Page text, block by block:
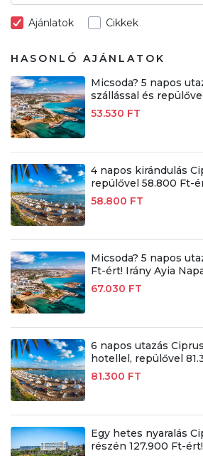
Ajánlatok Cikkek
HASONLÓ AJÁNLATOK
Micsoda? 5 napos
szállással és
53.530 FT
4 napos kirándulás
repülővel 58.800 Ft-
58.800 FT
Micsoda? 5 napos
Ft-ért! Irány Ayia
67.030 FT
6 napos utazás
hotellel, repülővel
81.300 FT
Egy hetes nyaralás
részén 127.900 Ft-ért!